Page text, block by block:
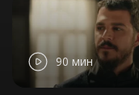
90 мин